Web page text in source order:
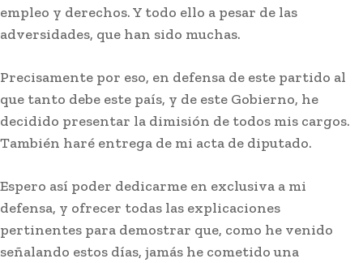
Deportes
El Real Madrid gana sin destellos al
Ferencvaros
empleo y derechos. Y todo ello a pesar de las
adversidades, que han sido muchas.
Precisamente por eso, en defensa de este partido al
que tanto debe este país, y de este Gobierno, he
decidido presentar la dimisión de todos mis cargos.
También haré entrega de mi acta de diputado.
Espero así poder dedicarme en exclusiva a mi
defensa, y ofrecer todas las explicaciones
pertinentes para demostrar que, como he venido
señalando estos días, jamás he cometido una